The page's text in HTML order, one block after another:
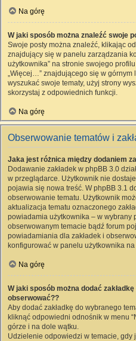
Na górę
W jaki sposób można znaleźć swoje
Swoje posty można znaleźć, klikając
znajdujący się w panelu zarządzania
użytkownika” na stronie swojego
„Więcej…” znajdującego się w górnym
wyszukać swoje tematy, użyj strony
skorzystaj z odpowiednich funkcji.
Na górę
Obserwowanie tematów i
Jaka jest różnica między dodaniem
Dodawanie zakładek w phpBB 3.0
w przeglądarce. Użytkownik nie
pojawia się nowa treść. W phpBB 3.1
obserwowanie tematu. Użytkownik
aktualizacja tematu oznaczonego
powiadamia użytkownika – w wybrany
obserwowanym temacie bądź forum
powiadamiania dla zakładek i
konfigurować w panelu użytkownika
Na górę
W jaki sposób można dodać
obserwować??
Aby dodać zakładkę do wybranego
kliknąć odpowiedni odnośnik w menu
górze i na dole wątku.
Udzielenie odpowiedzi w temacie, gdy